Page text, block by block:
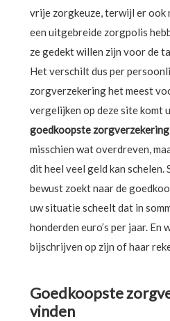
vrije zorgkeuze, terwijl er ook
een uitgebreide zorgpolis
ze gedekt willen zijn voor de
Het verschilt dus per
zorgverzekering het meest
vergelijken op deze site komt
goedkoopste
misschien wat overdreven,
dit heel veel geld kan schelen.
bewust zoekt naar de
uw situatie scheelt dat in
honderden euro’s per jaar. En
bijschrijven op zijn of haar
Goedkoopste
vinden